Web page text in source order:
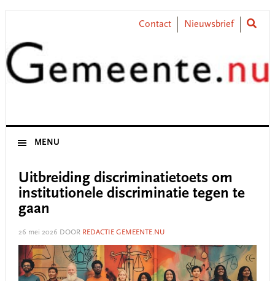
Skip
primary
navigation
Skip
content
Skip
primary
sidebar
Skip
footer
Contact Nieuwsbrief
MENU
Uitbreiding discriminatietoets om
institutionele discriminatie tegen te
gaan
26 mei 2026 DOOR REDACTIE GEMEENTE.NU